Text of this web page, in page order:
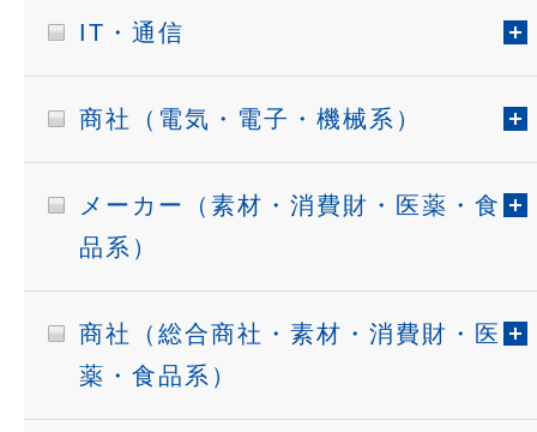
IT・通信
商社（電気・電子・機械系）
メーカー（素材・消費財・医薬・食
品系）
商社（総合商社・素材・消費財・医
薬・食品系）